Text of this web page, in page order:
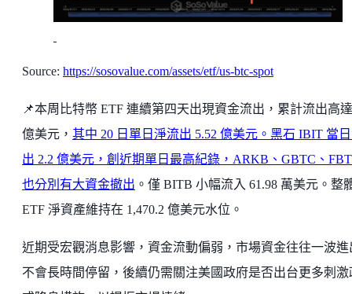
Source: https://sosovalue.com/assets/etf/us-btc-spot
📌本周比特幣 ETF 連續第四天出現資金流出，累計流出高
億美元， 其中 20 日單日淨流出 5.52 億美元。黑石 IBIT 當
出 2.2 億美元，創近期單日最高紀錄，ARKB、GBTC、
也分別有大資金撤出 。僅 BITB 小幅流入 61.98 萬美元。整
ETF 淨資產維持在 1,470.2 億美元水位。
近期受宏觀消息影響，資金流動偏弱，市場資金往往一波進
不會長時間停留，後續仍需關注美國政府是否出台更多刺激